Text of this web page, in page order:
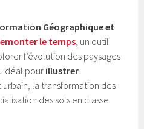
Géographique et
le temps, un outil
l’évolution des paysages
Idéal pour illustrer
urbain, la transformation des
des sols en classe